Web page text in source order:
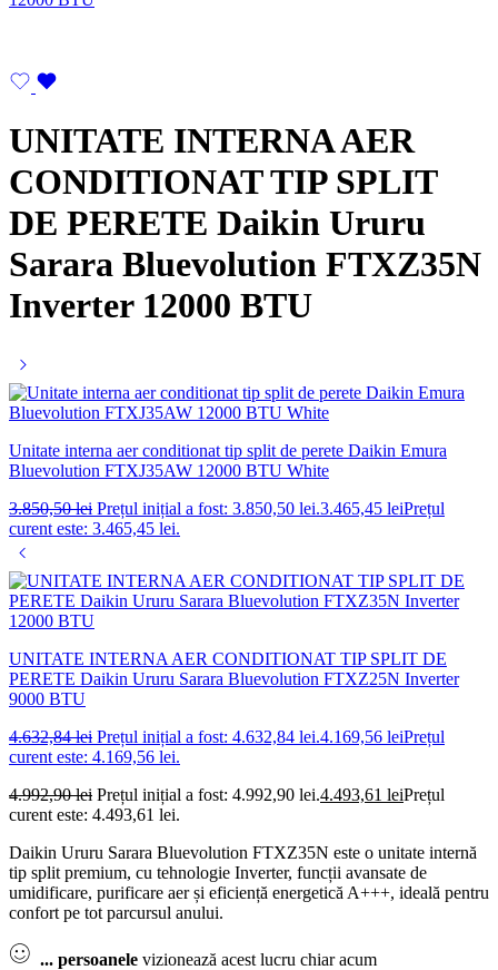
UNITATE INTERNA AER
CONDITIONAT TIP SPLIT
DE PERETE Daikin Ururu
Sarara Bluevolution FTXZ35N
Inverter 12000 BTU
Unitate interna aer conditionat tip split de perete Daikin Emura
Bluevolution FTXJ35AW 12000 BTU White
3.850,50lei Prețul inițial a fost: 3.850,50 lei.3.465,45 leiPrețul
curent este: 3.465,45 lei.
UNITATE INTERNA AER CONDITIONAT TIP SPLIT DE
PERETE Daikin Ururu Sarara Bluevolution FTXZ25N Inverter
9000 BTU
4.632,84lei Prețul inițial a fost: 4.632,84 lei.4.169,56 leiPrețul
curent este: 4.169,56 lei.
4.992,90lei Prețul inițial a fost: 4.992,90 lei.4.493,61 leiPrețul
curent este: 4.493,61 lei.
Daikin Ururu Sarara Bluevolution FTXZ35N este o unitate internă
tip split premium, cu tehnologie Inverter, funcții avansate de
umidificare, purificare aer și eficiență energetică A+++, ideală pentru
confort pe tot parcursul anului.
... persoanele vizionează acest lucru chiar acum